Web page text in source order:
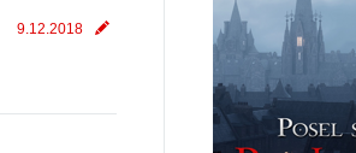
9.12.2018